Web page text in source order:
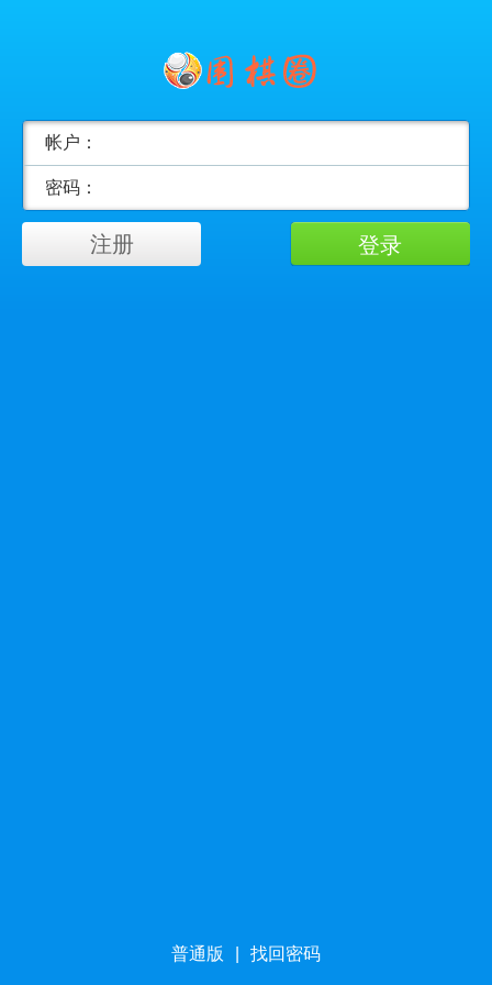
帐户：
密码：
普通版 找回密码